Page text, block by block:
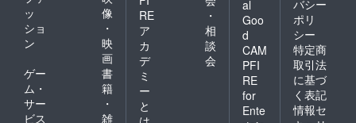
ッ
ショ
ン
像
・
映
画
ゲー
ム・
サー
ビス
書
籍
・
雑
RE
ア
カ
デ
ミ
ー
と
・
相
談
会
al
Goo
d
CAM
PFI
RE
for
Ente
バシー
ポリ
シー
特定商
取引法
に基づ
く表記
情報セ